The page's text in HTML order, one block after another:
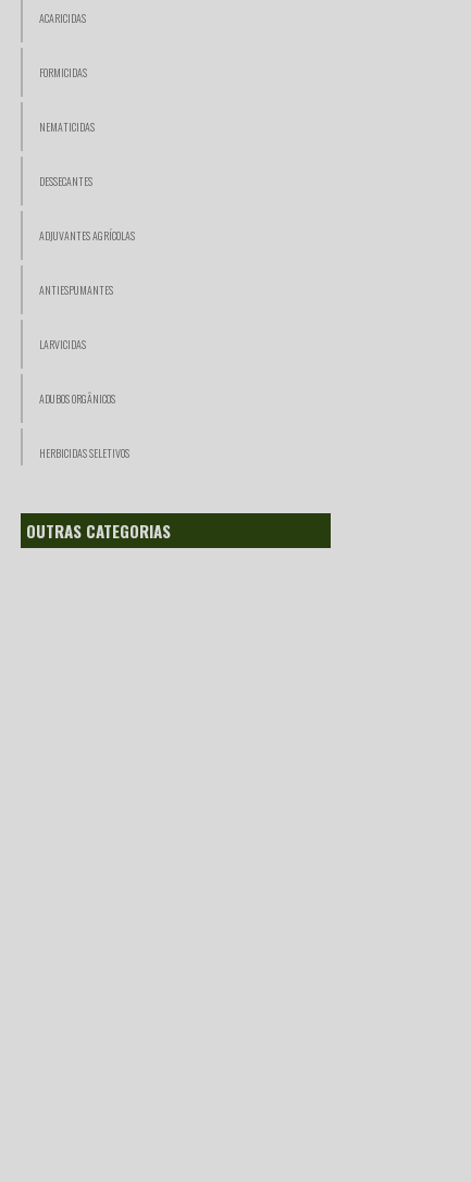
ACARICIDAS
FORMICIDAS
NEMATICIDAS
DESSECANTES
ADJUVANTES AGRÍCOLAS
ANTIESPUMANTES
LARVICIDAS
ADUBOS ORGÂNICOS
HERBICIDAS SELETIVOS
OUTRAS CATEGORIAS